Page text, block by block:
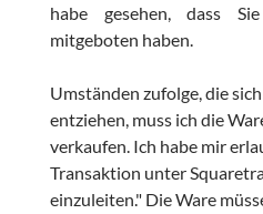
habe gesehen, dass
mitgeboten haben.
Umständen zufolge, die
entziehen, muss ich die
verkaufen. Ich habe mir
Transaktion unter
einzuleiten." Die Ware